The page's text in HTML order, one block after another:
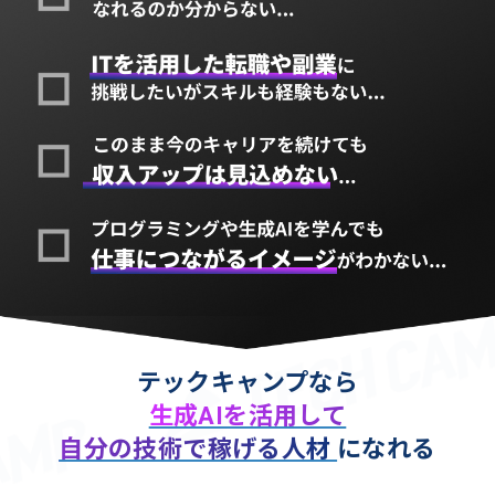
テックキャンプなら
生成AIを活用して
自分の技術で稼げる人材 になれる